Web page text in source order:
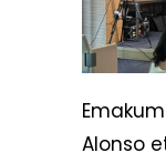
Alonso